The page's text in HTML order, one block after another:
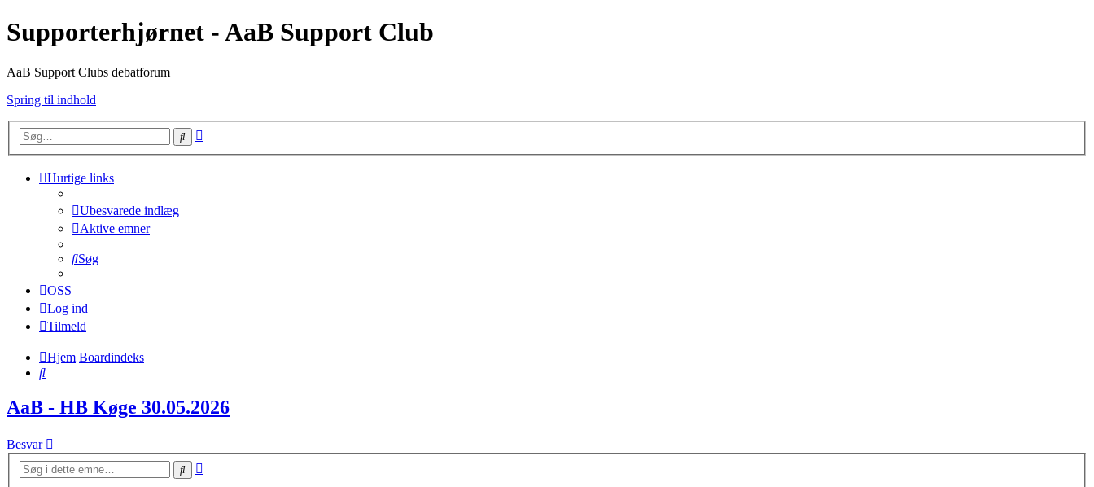
Supporterhjørnet - AaB Support Club
AaB Support Clubs debatforum
Spring til indhold
Søg
Hurtige links
Ubesvarede indlæg
Aktive emner
Søg
OSS
Log ind
Tilmeld
Hjem Boardindeks
Søg
AaB - HB Køge 30.05.2026
Besvar
Søg